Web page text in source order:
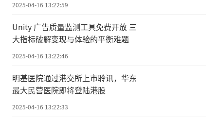
2025-04-16 13:22:59
Unity 广告质量监测工具免费开放 三
大指标破解变现与体验的平衡难题
2025-04-16 13:22:46
明基医院通过港交所上市聆讯，华东
最大民营医院即将登陆港股
2025-04-16 13:22:33